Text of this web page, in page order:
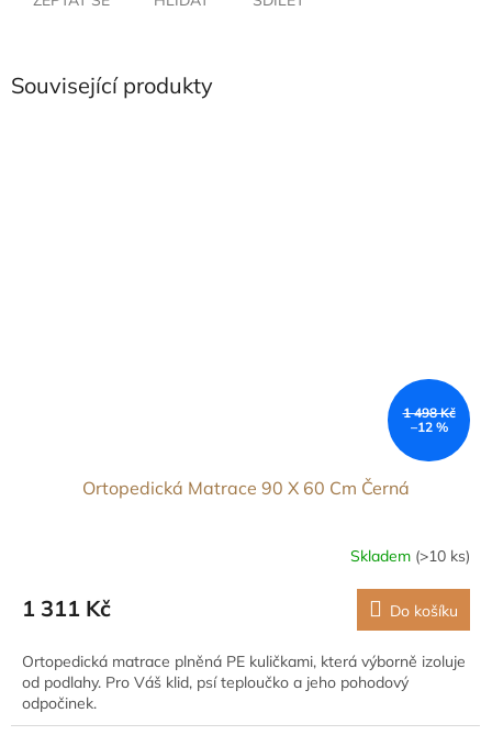
Související produkty
1 498 Kč
–12 %
Ortopedická Matrace 90 X 60 Cm Černá
Skladem (>10 ks)
1 311 Kč Do košíku
Ortopedická matrace plněná PE kuličkami, která výborně izoluje
od podlahy. Pro Váš klid, psí teploučko a jeho pohodový
odpočinek.